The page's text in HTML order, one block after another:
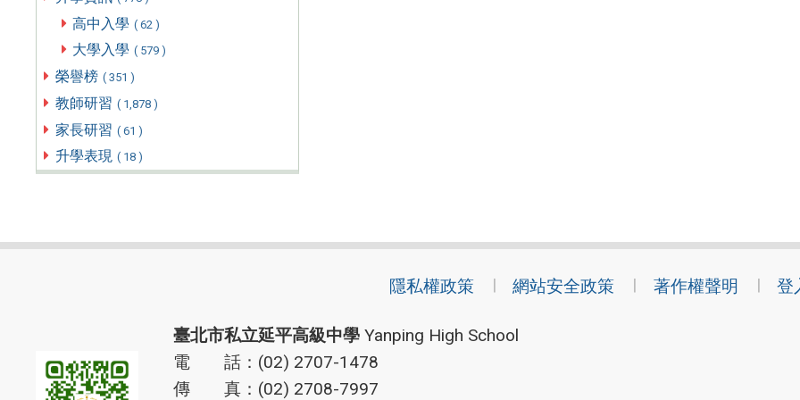
高中入學 ( 62 )
大學入學 ( 579 )
榮譽榜 ( 351 )
教師研習 ( 1,878 )
家長研習 ( 61 )
升學表現 ( 18 )
隱私權政策 網站安全政策 著作權聲明 登
臺北市私立延平高級中學Yanping High School
電 話：(02) 2707-1478
傳 真：(02) 2708-7997